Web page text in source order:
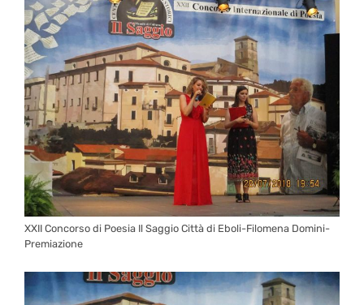
XXII Concorso di Poesia Il Saggio Città di Eboli-Filomena Domini-
Premiazione